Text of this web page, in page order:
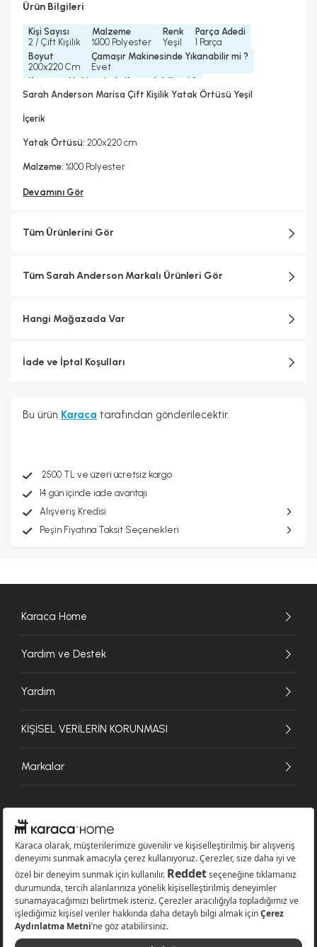
Ürün Bilgileri
Kişi Sayısı
2 / Çift Kişilik
Malzeme
%100 Polyester
Renk
Yeşil
Parça Adedi
1 Parça
Boyut
200x220 Cm
Çamaşır Makinesinde Yıkanabilir mi ?
Evet
Kurutma Makinesinde Kurutulabilir mi ?
Hayır
Hayır
Sarah Anderson Marisa Çift Kişilik Yatak Örtüsü Yeşil
İçerik
Yatak Örtüsü: 200x220 cm
Malzeme: %100 Polyester
Devamını Gör
Tüm Ürünlerini Gör
Tüm Sarah Anderson Markalı Ürünleri Gör
Hangi Mağazada Var
İade ve İptal Koşulları
Bu ürün Karaca tarafından gönderilecektir.
2500 TL ve üzeri ücretsiz kargo
14 gün içinde iade avantajı
Alışveriş Kredisi
Peşin Fiyatına Taksit Seçenekleri
Karaca Home
Yardım ve Destek
Yardım
KİŞİSEL VERİLERİN KORUNMASI
Markalar
© 2026 Karaca Home Collection Tekstil Sanayi ve Ticaret A.Ş. - Tüm hakları
saklıdır.